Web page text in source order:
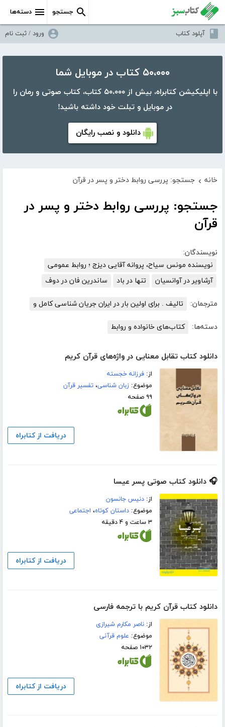
دسته‌ها جستجو
آپلود کتاب ورود / ثبت نام
۵۰،۰۰۰ کتاب در موبایل شما
با اپلیکیشن کتابراه، بیش از ۵۰،۰۰۰ کتاب، کتاب صوتی و رمان را
در موبایل و تبلت خود داشته باشید!
دانلود و نصب رایگان
خانه › جستجو: پررسی روابط دختر و پسر در قرآن
جستجو: پررسی روابط دختر و پسر در
قرآن
نویسندگان:
نویسنده مونس سیاح، پروانه آقایی دیزج ؛ روابط عمومی
آرشاویر در آوانسیان
تنها در باد ساندرین فان در دوف
مترجمان: تالیف . برای اولین بار در ایران جریان شناسی کامل و
دسته‌ها: کتاب‌های خانواده و روابط
دانلود کتاب تقابل معنایی در واژه‌های قرآن کریم
از:فرزانه خجسته
موضوع:زبان شناسی،تفسیر قرآن
۹۹ صفحه
دریافت از کتابراه
🎧 دانلود کتاب صوتی پسر عیسا
از:دنیس جانسون
موضوع:داستان کوتاه، اجتماعی
۳ ساعت و ۴ دقیقه
دریافت از کتابراه
دانلود کتاب قرآن کریم با ترجمه فارسی
از:ناصر مکارم شیرازی
موضوع: علوم قرآنی
۱۰۳۲ صفحه
دریافت از کتابراه